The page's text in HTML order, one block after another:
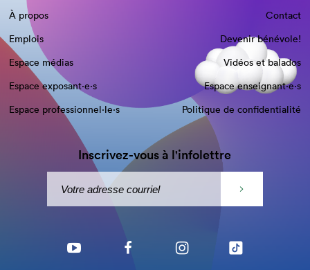
À propos
Contact
Emplois
Devenir bénévole!
Espace médias
Vidéos et balados
Espace exposant·e⋅s
Espace enseignant·e⋅s
Espace professionnel·le⋅s
Politique de confidentialité
Inscrivez-vous à l'infolettre